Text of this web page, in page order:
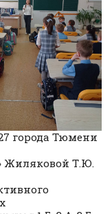
города Тюмени
Жиляковой Т.Ю.